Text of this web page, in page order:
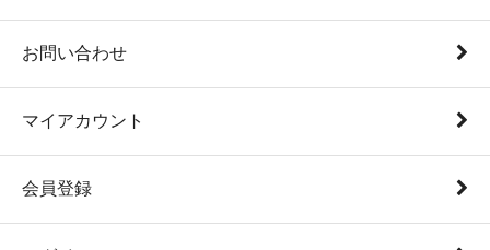
お問い合わせ
マイアカウント
会員登録